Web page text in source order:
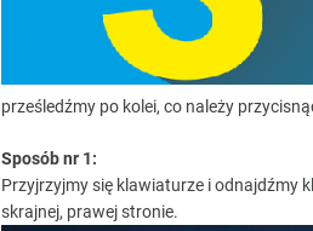
prześledźmy po kolei, co należy
Sposób nr 1:
Przyjrzyjmy się klawiaturze i odnajdźmy
skrajnej, prawej stronie.